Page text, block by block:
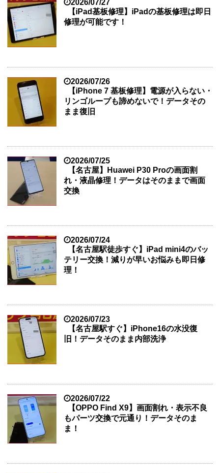
2026/07/27
【iPad基板修理】iPadの基板修理は即日
修理が可能です！
2026/07/26
【iPhone 7 基板修理】電源が入らない・
リンゴループも諦めないで！データその
まま復旧
2026/07/25
【名古屋】Huawei P30 Proの画面割
れ・液晶修理！データはそのままで画面
交換
2026/07/24
【名古屋駅徒歩すぐ】iPad mini4のバッ
テリー交換！減りが早いお悩みも即日修
理！
2026/07/23
【名古屋駅すぐ】iPhone16の水没復
旧！データそのまま内部洗浄
2026/07/22
【OPPO Find X9】画面割れ・表示不良
もパーツ交換で元通り！データそのま
ま！